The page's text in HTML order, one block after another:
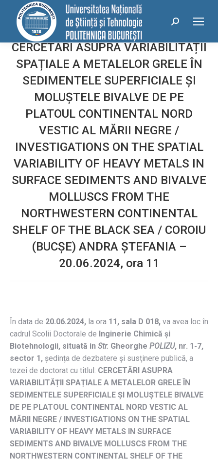
conținut
Search:
CERCETĂRI ASUPRA VARIABILITĂȚII
SPAȚIALE A METALELOR GRELE ÎN
SEDIMENTELE SUPERFICIALE ȘI
MOLUȘTELE BIVALVE DE PE
PLATOUL CONTINENTAL NORD
VESTIC AL MĂRII NEGRE /
INVESTIGATIONS ON THE SPATIAL
VARIABILITY OF HEAVY METALS IN
SURFACE SEDIMENTS AND BIVALVE
MOLLUSCS FROM THE
NORTHWESTERN CONTINENTAL
SHELF OF THE BLACK SEA / COROIU
(BUCȘE) ANDRA ȘTEFANIA –
20.06.2024, ora 11
În data de 20.06.2024, la ora 11, sala D 018, va avea loc în
cadrul Scolii Doctorale de Inginerie Chimică și
Biotehnologii, situată in Str. Gheorghe POLIZU, nr. 1-7,
sector 1, ședința de dezbatere și susţinere publică, a
tezei de doctorat cu titlul: CERCETĂRI ASUPRA
VARIABILITĂȚII SPAȚIALE A METALELOR GRELE ÎN
SEDIMENTELE SUPERFICIALE ȘI MOLUȘTELE BIVALVE
DE PE PLATOUL CONTINENTAL NORD VESTIC AL
MĂRII NEGRE / INVESTIGATIONS ON THE SPATIAL
VARIABILITY OF HEAVY METALS IN SURFACE
SEDIMENTS AND BIVALVE MOLLUSCS FROM THE
NORTHWESTERN CONTINENTAL SHELF OF THE